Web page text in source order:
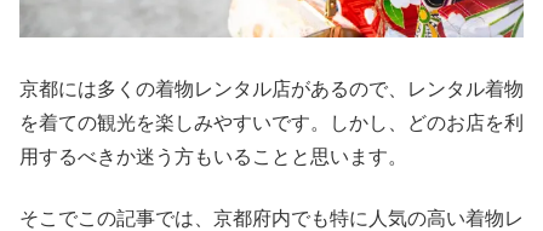
京都には多くの着物レンタル店があるので、レンタル着物
を着ての観光を楽しみやすいです。しかし、どのお店を利
用するべきか迷う方もいることと思います。
そこでこの記事では、京都府内でも特に人気の高い着物レ